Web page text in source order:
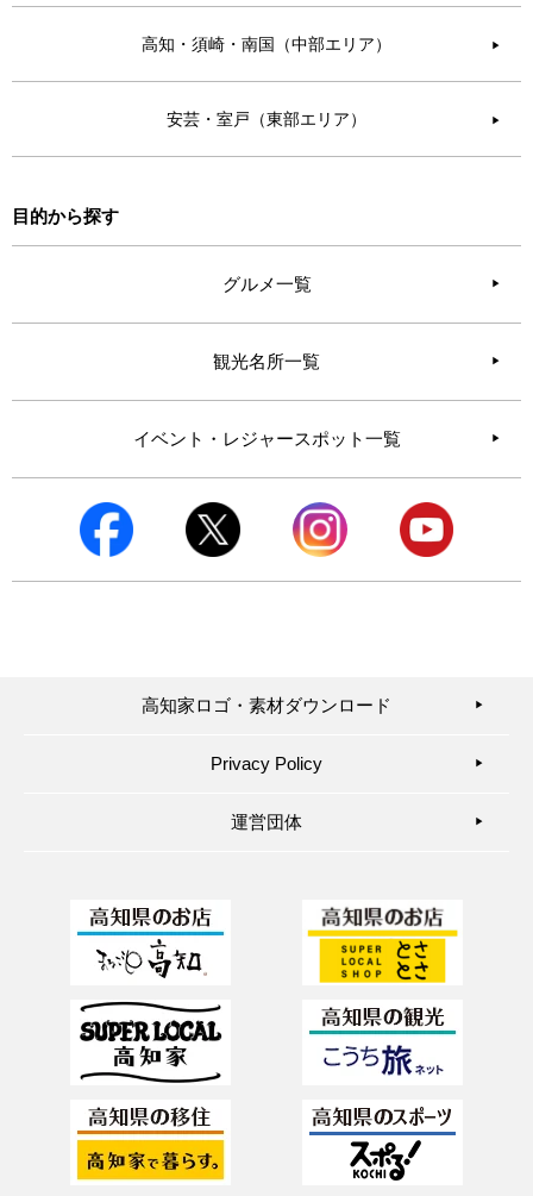
高知・須崎・南国（中部エリア） ▶︎
安芸・室戸（東部エリア） ▶︎
目的から探す
グルメ一覧
観光名所一覧
イベント・レジャースポット一覧
高知家ロゴ・素材ダウンロード ▶︎
Privacy Policy ▶︎
運営団体 ▶︎